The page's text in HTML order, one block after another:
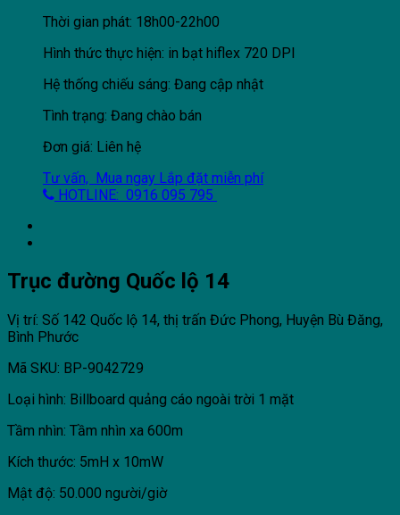
Thời gian phát: 18h00-22h00
Hình thức thực hiện: in bạt hiflex 720 DPI
Hệ thống chiếu sáng: Đang cập nhật
Tình trạng: Đang chào bán
Đơn giá: Liên hệ
Tư vấn, Mua ngay Lắp đặt miễn phí
HOTLINE: 0916 095 795
Trục đường Quốc lộ 14
Vị trí: Số 142 Quốc lộ 14, thị trấn Đức Phong, Huyện Bù Đăng,
Bình Phước
Mã SKU: BP-9042729
Loại hình: Billboard quảng cáo ngoài trời 1 mặt
Tầm nhìn: Tầm nhìn xa 600m
Kích thước: 5mH x 10mW
Mật độ: 50.000 người/giờ